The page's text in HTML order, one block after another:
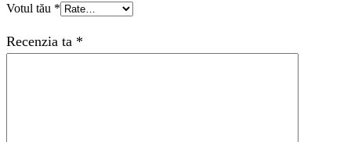
Votul tău *
Recenzia ta *